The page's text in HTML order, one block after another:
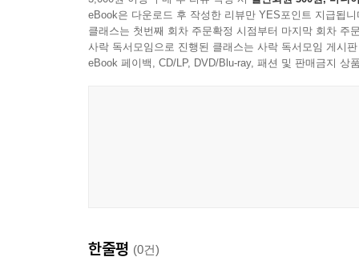
eBook은 다운로드 후 작성한 리뷰만 YES포인트 지급됩니
클래스는 첫번째 회차 주문확정 시점부터 마지막 회차 주
사락 독서모임으로 진행된 클래스는 사락 독서모임 게시
eBook 페이백, CD/LP, DVD/Blu-ray, 패션 및 판매금지 상
한줄평 (0건)